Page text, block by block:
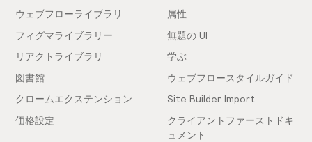
ウェブフローライブラリ
フィグマライブラリー
リアクトライブラリ
図書館
クロームエクステンション
価格設定
属性
無題の UI
学ぶ
ウェブフロースタイルガイド
Site Builder Import
クライアントファーストドキ
ュメント